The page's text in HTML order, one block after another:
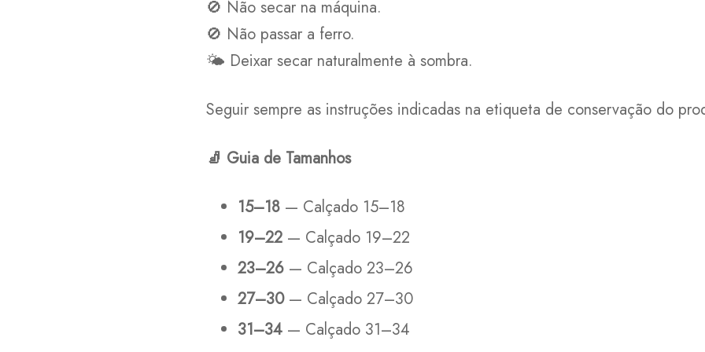
🚫 Não secar na máquina.
🚫 Não passar a ferro.
🌤️ Deixar secar naturalmente à sombra.
Seguir sempre as instruções indicadas na etiqueta de conservação do
🧦 Guia de Tamanhos
15–18 — Calçado 15–18
19–22 — Calçado 19–22
23–26 — Calçado 23–26
27–30— Calçado 27–30
31–34 — Calçado 31–34